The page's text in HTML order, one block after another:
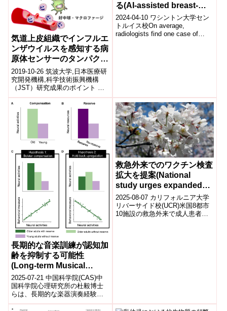
気道上皮組織でインフルエ
ンザウイルスを感知する病
原体センサーのタンパク質
を発見
2019-10-26 筑波大学,日本医療研
究開発機構,科学技術振興機構
（JST）研究成果のポイント 気
道上皮細胞へのウイルス感染を
特異的に認識する分子メカニズ
ム...
る(AI-assisted breast-
cancer screening may
reduce unnecessary
testing)
2024-04-10 ワシントン大学セン
トルイス校On average,
radiologists find one case of
長期的な音楽訓練が認知加
齢を抑制する可能性
(Long-term Musical
Training May Strike
Chord against Cognitive
Aging)
2025-07-21 中国科学院(CAS)中
国科学院心理研究所の杜毅博士
らは、長期的な楽器演奏経験が
加齢に伴う聴覚認知の低下を防
救急外来でのワクチン検査
拡大を提案(National
study urges expanded
vaccine screening in
emergency departments)
2025-08-07 カリフォルニア大学
リバーサイド校(UCR)米国8都市
10施設の救急外来で成人患者